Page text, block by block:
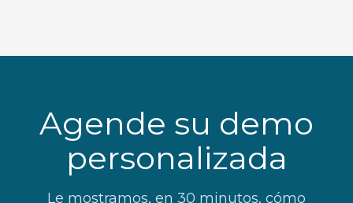
Agende su demo
personalizada
Le mostramos, en 30 minutos, cómo